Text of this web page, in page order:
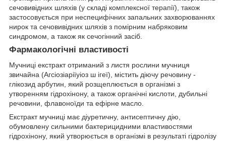
сечовивідних шляхів (у складі комплексної терапії), також
застосовується при неспецифічних запальних захворюваннях
нирок та сечовивідних шляхів з помірним набряковим
синдромом, а також як сечогінний засіб.
Фармакологічні властивості
Мучниці екстракт отриманий з листя рослини мучниця
звичайна (Агсіозіаріїуіоз ш ігеї), містить діючу речовину -
глікозид арбутин, який розщеплюється в організмі з
утворенням гідрохінону, а також органічні кислоти, дубильні
речовини, флавоноїди та ефірне масло.
Екстракт мучниці має діуретичну, антисептичну дію,
обумовлену сильними бактерицидними властивостями
гідрохінону, який утворюється в організмі в результаті гідролізу